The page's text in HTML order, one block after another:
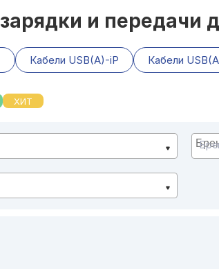
и передачи
Кабели USB(A)-iP Кабели
ХИТ